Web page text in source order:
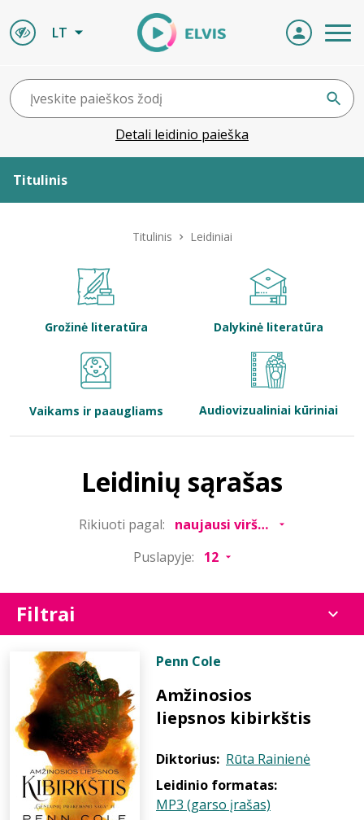
LT
Detali leidinio paieška
Titulinis
Bibliotekoms
Titulinis Leidiniai
Grožinė literatūra Dalykinė literatūra
Vaikams ir paaugliams Audiovizualiniai kūriniai
Leidinių sąrašas
Rikiuoti pagal:
Puslapyje:
Filtrai
Penn Cole
Amžinosios
liepsnos kibirkštis
Diktorius: Rūta Rainienė
Leidinio formatas:
MP3 (garso įrašas)